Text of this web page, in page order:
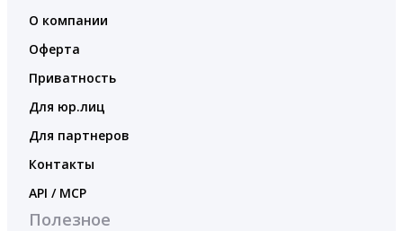
О компании
Оферта
Приватность
Для юр.лиц
Для партнеров
Контакты
API / MCP
Полезное